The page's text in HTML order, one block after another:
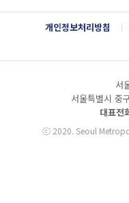
g
l
e
개인정보처리방침
서
서울특별시 중
대표전
ⓒ2020. Seoul